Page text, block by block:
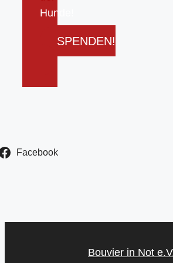
Hunde!
SPENDEN!
Facebook
Bouvier in Not